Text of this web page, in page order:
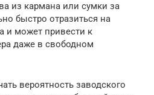
из кармана или сумки за
быстро отразиться на
и может привести к
даже в свободном
вероятность заводского